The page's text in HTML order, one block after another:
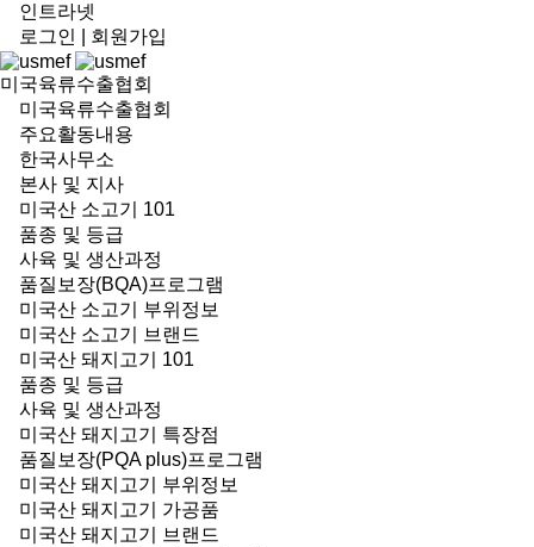
인트라넷
로그인
회원가입
미국육류수출협회
미국육류수출협회
주요활동내용
한국사무소
본사 및 지사
미국산 소고기 101
품종 및 등급
사육 및 생산과정
품질보장(BQA)프로그램
미국산 소고기 부위정보
미국산 소고기 브랜드
미국산 돼지고기 101
품종 및 등급
사육 및 생산과정
미국산 돼지고기 특장점
품질보장(PQA plus)프로그램
미국산 돼지고기 부위정보
미국산 돼지고기 가공품
미국산 돼지고기 브랜드